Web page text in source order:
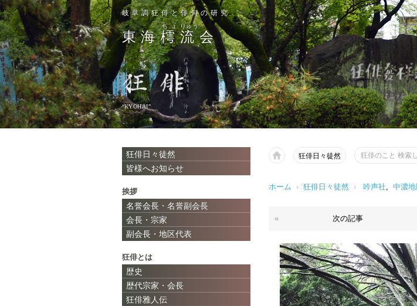
岐阜調狂俳と俳句の研究
東海樗
ちょ
流
りゅう
会
“KYOHAI”
狂俳日々徒然
ホーム › 狂俳日々徒然 › 吟声社, 中濃地
次の記事
«
狂俳日々徒然
皆様へお知らせ
挨拶
名誉会長・名誉副会長
会長・宗家
副会長・地区代表
狂俳とは
歴史
歴代宗家・会長
狂俳雅人伝